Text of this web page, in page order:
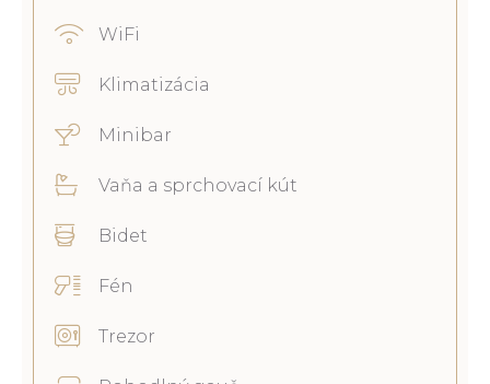
WiFi
Klimatizácia
Minibar
Vaňa a sprchovací kút
Bidet
Fén
Trezor